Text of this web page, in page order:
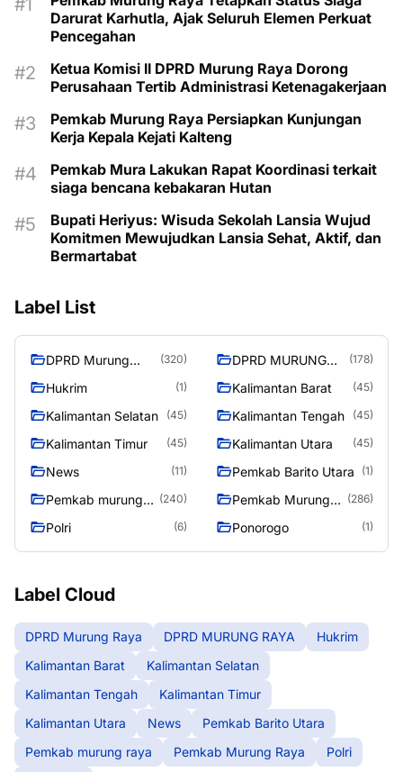
Darurat Karhutla, Ajak Seluruh Elemen Perkuat
Pencegahan
Ketua Komisi II DPRD Murung Raya Dorong
Perusahaan Tertib Administrasi Ketenagakerjaan
Pemkab Murung Raya Persiapkan Kunjungan
Kerja Kepala Kejati Kalteng
Pemkab Mura Lakukan Rapat Koordinasi terkait
siaga bencana kebakaran Hutan
Bupati Heriyus: Wisuda Sekolah Lansia Wujud
Komitmen Mewujudkan Lansia Sehat, Aktif, dan
Bermartabat
Label List
DPRD Murung
(320)
DPRD MURUNG
(178)
Hukrim (1) Kalimantan Barat (45)
Kalimantan Selatan (45) Kalimantan Tengah (45)
Kalimantan Timur (45) Kalimantan Utara (45)
News (11) Pemkab Barito Utara (1)
Pemkab murung
(240)
Pemkab Murung
(286)
Polri (6) Ponorogo (1)
Label Cloud
DPRD Murung Raya DPRD MURUNG RAYA
Hukrim
Kalimantan Barat
Kalimantan Selatan
Kalimantan Tengah
Kalimantan Timur
Kalimantan Utara
News
Pemkab Barito Utara
Pemkab murung raya
Pemkab Murung Raya
Polri